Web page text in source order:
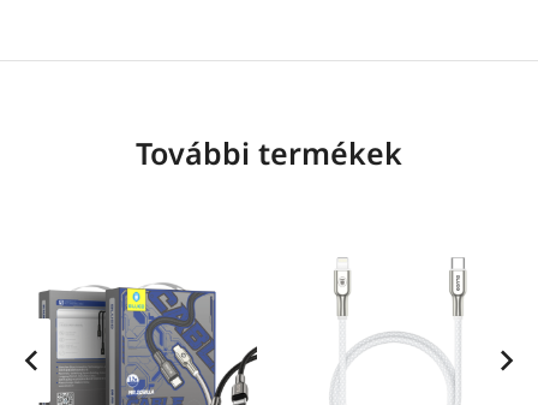
További termékek